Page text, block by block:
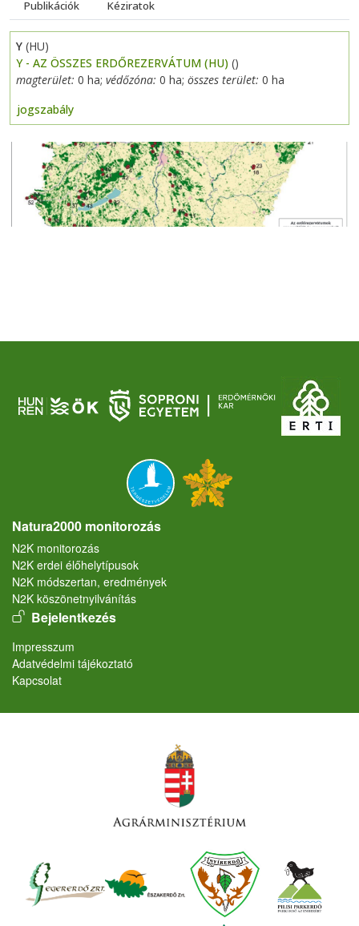
Publikációk
Kéziratok
Y (HU)
Y - AZ ÖSSZES ERDŐREZERVÁTUM (HU) ()
magterület: 0 ha; védőzóna: 0 ha; összes terület: 0 ha
jogszabály
Previous
Natura2000 monitorozás
N2K monitorozás
N2K erdei élőhelytípusok
N2K módszertan, eredmények
N2K köszönetnyilvánítás
User account menu
Bejelentkezés
Lábléc
Impresszum
Adatvédelmi tájékoztató
Kapcsolat